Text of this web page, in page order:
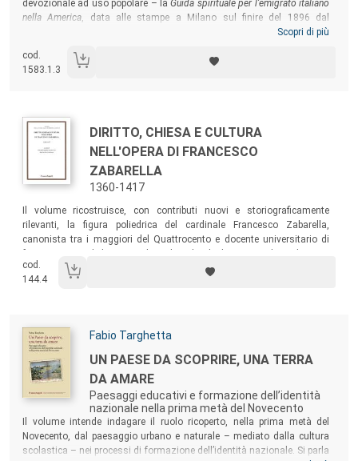
devozionale ad uso popolare – laGuida spirituale per l’emigrato italiano
nella America, data alle stampe a Milano sul finire del 1896 dal
religioso veneto padre Pietro Colbacchini –, il volume intende
religiosi scalabriniani nella predisposizione di moderni strumenti di
animazione pastorale e di educazione religiosa e civile per gli italiani
Scopri di più
cod.
1583.1.3
Autori:
Titolo:
DIRITTO, CHIESA E CULTURA
NELL'OPERA DI FRANCESCO
ZABARELLA
1360-1417
Sommario:
Il volume ricostruisce, con contributi nuovi e storiograficamente
rilevanti, la figura poliedrica del cardinale Francesco Zabarella,
canonista tra i maggiori del Quattrocento e docente universitario di
– dottrinale e politico – al superamento del Grande Scisma
d’Occidente, tanto che alcuni preconizzavano la sua elezione al
cod.
144.4
Autori:
Fabio Targhetta
Titolo:
UN PAESE DA SCOPRIRE, UNA TERRA
DA AMARE
Paesaggi educativi e formazione dell’identità
nazionale nella prima metà del Novecento
Sommario:
Il volume intende indagare il ruolo ricoperto, nella prima metà del
Novecento, dal paesaggio urbano e naturale – mediato dalla cultura
scolastica – nei processi di formazione dell’identità nazionale. Si parla